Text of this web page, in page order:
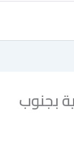
بجنوب